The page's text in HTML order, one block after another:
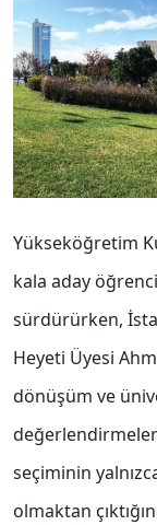
Yükseköğretim
kala aday
sürdürürken,
Heyeti Üyesi
dönüşüm ve
seçiminin
olmaktan